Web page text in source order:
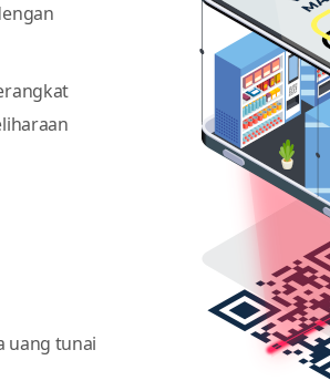
uang tunai